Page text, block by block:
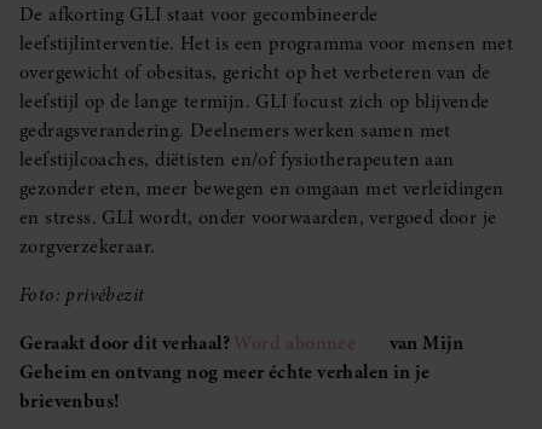
De afkorting GLI staat voor gecombineerde
leefstijlinterventie. Het is een programma voor mensen met
overgewicht of obesitas, gericht op het verbeteren van de
leefstijl op de lange termijn. GLI focust zich op blijvende
gedragsverandering. Deelnemers werken samen met
leefstijlcoaches, diëtisten en/of fysiotherapeuten aan
gezonder eten, meer bewegen en omgaan met verleidingen
en stress. GLI wordt, onder voorwaarden, vergoed door je
zorgverzekeraar.
Foto: privébezit
Geraakt door dit verhaal?Word abonnee
van Mijn
Geheim en ontvang nog meer échte verhalen in je
brievenbus!